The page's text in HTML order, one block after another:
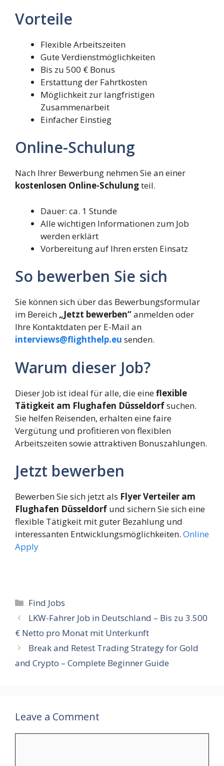
Vorteile
Flexible Arbeitszeiten
Gute Verdienstmöglichkeiten
Bis zu 500 € Bonus
Erstattung der Fahrtkosten
Möglichkeit zur langfristigen
Zusammenarbeit
Einfacher Einstieg
Online-Schulung
Nach Ihrer Bewerbung nehmen Sie an einer
kostenlosen Online-Schulungteil.
Dauer: ca. 1 Stunde
Alle wichtigen Informationen zum Job
werden erklärt
Vorbereitung auf Ihren ersten Einsatz
So bewerben Sie sich
Sie können sich über das Bewerbungsformular
im Bereich „Jetzt bewerben“anmelden oder
Ihre Kontaktdaten per E-Mail an
interviews@flighthelp.eu senden.
Warum dieser Job?
Dieser Job ist ideal für alle, die eineflexible
Tätigkeit am Flughafen Düsseldorfsuchen.
Sie helfen Reisenden, erhalten eine faire
Vergütung und profitieren von flexiblen
Arbeitszeiten sowie attraktiven Bonuszahlungen.
Jetzt bewerben
Bewerben Sie sich jetzt als Flyer Verteiler am
Flughafen Düsseldorf und sichern Sie sich eine
flexible Tätigkeit mit guter Bezahlung und
interessanten Entwicklungsmöglichkeiten. Online
Apply
Categories
Find Jobs
LKW-Fahrer Job in Deutschland – Bis zu 3.500
€ Netto pro Monat mit Unterkunft
Break and Retest Trading Strategy for Gold
and Crypto – Complete Beginner Guide
Leave a Comment